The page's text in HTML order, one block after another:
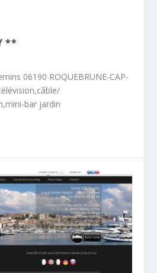
**
06190 ROQUEBRUNE-CAP-
bar jardin